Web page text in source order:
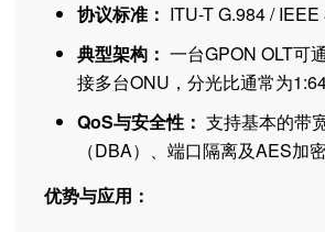
协议标准： ITU-T G.984 / IEEE
典型架构： 一台GPON OLT可
接多台ONU，分光比通常为1:64
QoS与安全性： 支持基本的带
（DBA）、端口隔离及AES加密
优势与应用：